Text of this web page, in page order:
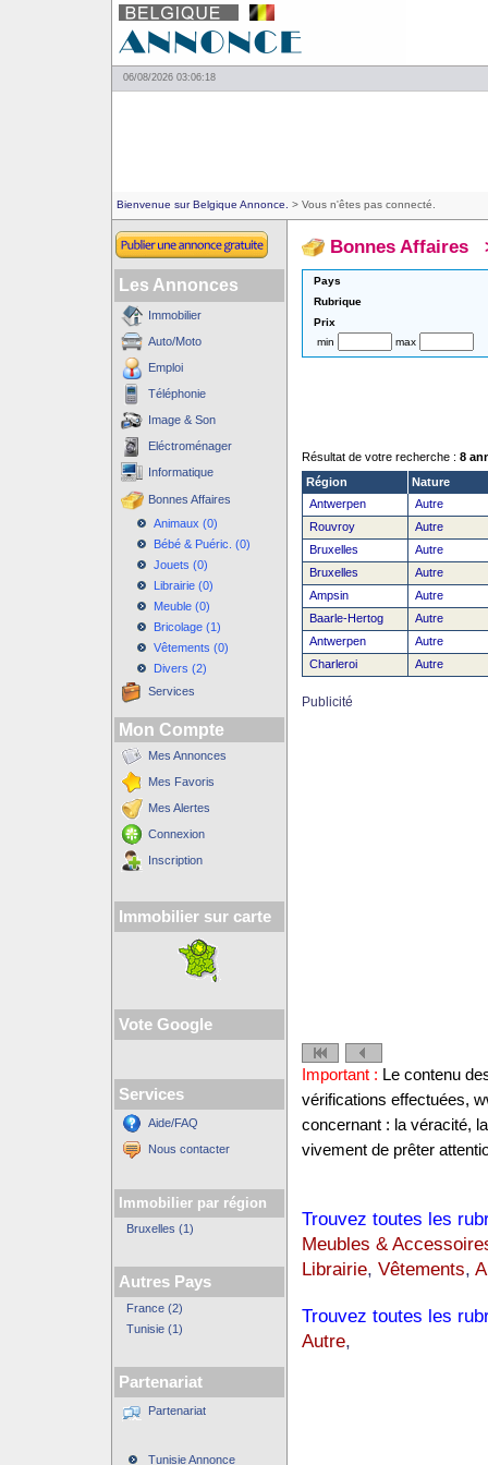
06/08/2026 03:06:18
Bienvenue sur Belgique Annonce. > Vous n'êtes pas connecté.
Les Annonces
Immobilier
Auto/Moto
Emploi
Téléphonie
Image & Son
Eléctroménager
Informatique
Bonnes Affaires
Animaux (0)
Bébé & Puéric. (0)
Jouets (0)
Librairie (0)
Meuble (0)
Bricolage (1)
Vêtements (0)
Divers (2)
Services
Mon Compte
Mes Annonces
Mes Favoris
Mes Alertes
Connexion
Inscription
Immobilier sur carte
Vote Google
Services
Aide/FAQ
Nous contacter
Immobilier par région
Bruxelles (1)
Autres Pays
France (2)
Tunisie (1)
Partenariat
Partenariat
Tunisie Annonce
Bonnes Affaires
Pays
Rubrique
Prix
min
max
Résultat de votre recherche : 8
Région
Nature
Antwerpen
Autre
Rouvroy
Autre
Bruxelles
Autre
Bruxelles
Autre
Ampsin
Autre
Baarle-Hertog
Autre
Antwerpen
Autre
Charleroi
Autre
Publicité
Important : Le contenu
vérifications effectuées,
concernant : la véracité,
vivement de prêter
Trouvez toutes les
Meubles &
Librairie, Vêtements,
Trouvez toutes les
Autre,